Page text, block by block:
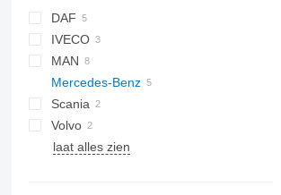
DAF
CF
XF
XG
F-MAX
IVECO
S-Way
Stralis
Trakker
MAN
TGS
TGX
Mercedes-Benz
A-Class
Actros
Scania
Volvo
FH
laat alles zien